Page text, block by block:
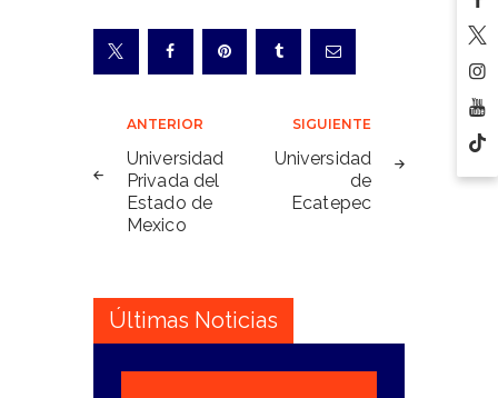
Navegación
de
entradas
ANTERIOR
Universidad
Privada del
Estado de
Mexico
SIGUIENTE
Universidad
de
Ecatepec
Últimas Noticias